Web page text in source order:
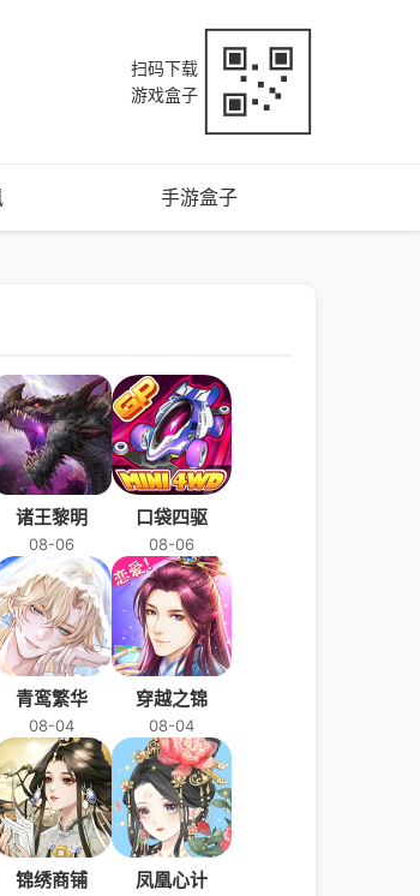
扫码下载
游戏盒子
手游盒子
诸王黎明
08-06
口袋四驱
08-06
青鸾繁华
08-04
穿越之锦
08-04
锦绣商铺 凤凰心计